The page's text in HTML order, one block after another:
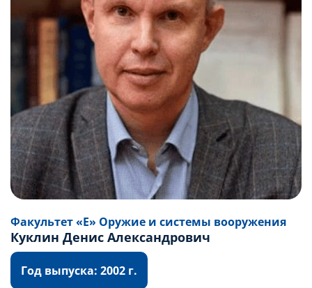
Факультет «Е» Оружие и системы вооружения
Куклин Денис Александрович
Год выпуска: 2002 г.